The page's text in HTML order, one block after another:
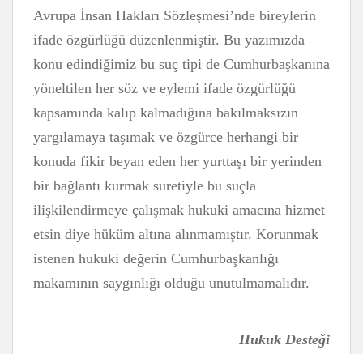
Avrupa İnsan Hakları Sözleşmesi’nde bireylerin
ifade özgürlüğü düzenlenmiştir. Bu yazımızda
konu edindiğimiz bu suç tipi de Cumhurbaşkanına
yöneltilen her söz ve eylemi ifade özgürlüğü
kapsamında kalıp kalmadığına bakılmaksızın
yargılamaya taşımak ve özgürce herhangi bir
konuda fikir beyan eden her yurttaşı bir yerinden
bir bağlantı kurmak suretiyle bu suçla
ilişkilendirmeye çalışmak hukuki amacına hizmet
etsin diye hüküm altına alınmamıştır. Korunmak
istenen hukuki değerin Cumhurbaşkanlığı
makamının saygınlığı olduğu unutulmamalıdır.
Hukuk Desteği